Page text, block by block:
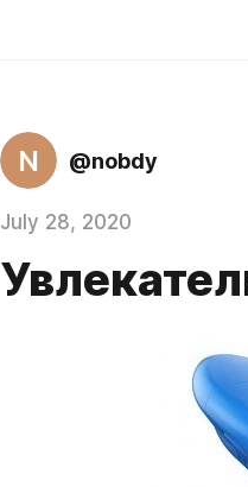
N @nobdy
July 28, 2020